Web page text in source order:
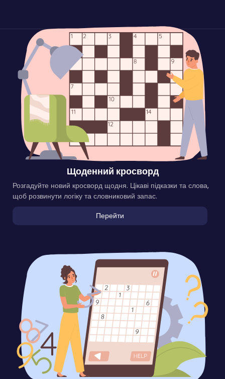
Щоденний кросворд
Розгадуйте новий кросворд щодня. Цікаві підказки та слова,
щоб розвинути логіку та словниковий запас.
Перейти